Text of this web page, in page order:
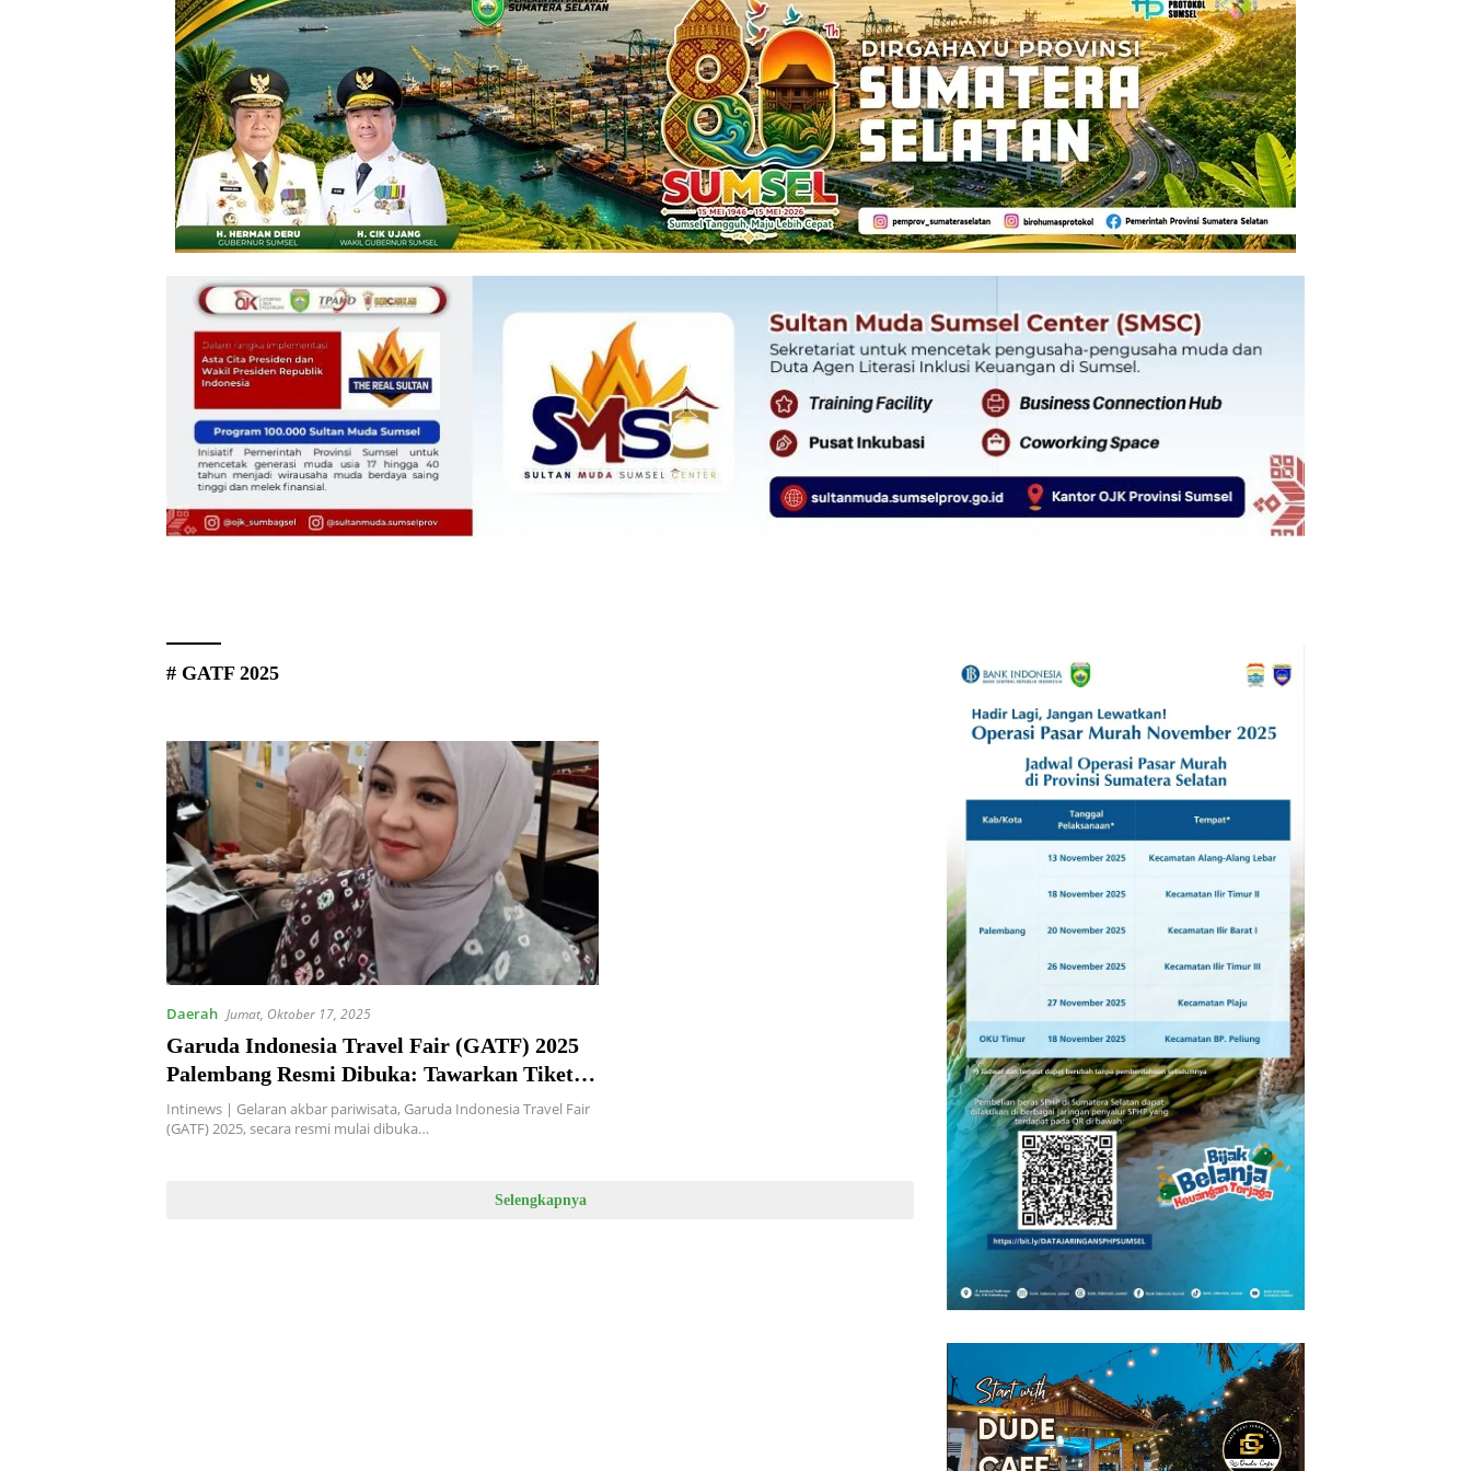
# GATF 2025
Daerah Jumat, Oktober 17, 2025
Garuda Indonesia Travel Fair (GATF) 2025
Palembang Resmi Dibuka: Tawarkan Tiket
Spesial Mulai Rp1,1 Juta dan Cashback Bank
Mandiri Hingga Rp7,27 Juta
Intinews | Gelaran akbar pariwisata, Garuda Indonesia Travel Fair
(GATF) 2025, secara resmi mulai dibuka…
Selengkapnya